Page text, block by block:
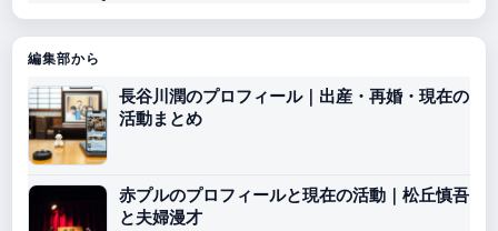
編集部から
長谷川潤のプロフィール｜出産・再婚・現在の
活動まとめ
赤プルのプロフィールと現在の活動｜松丘慎吾
と夫婦漫才